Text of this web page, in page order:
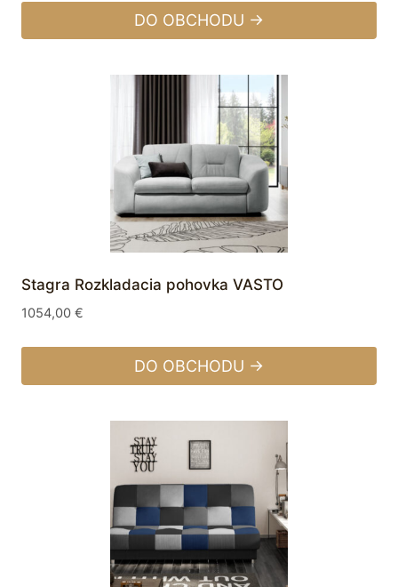
DO OBCHODU →
Stagra Rozkladacia pohovka VASTO
1054,00 €
DO OBCHODU →